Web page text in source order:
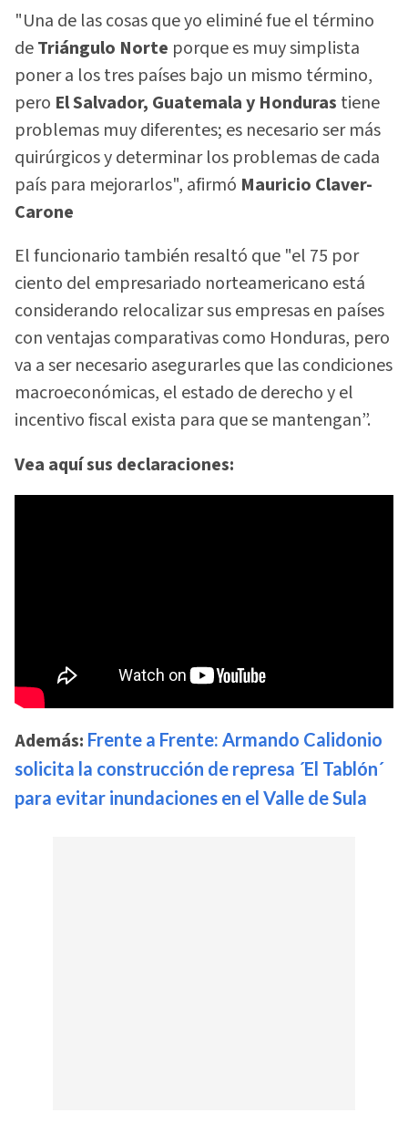
"Una de las cosas que yo eliminé fue el término
deTriángulo Norte porque es muy simplista
poner a los tres países bajo un mismo término,
pero El Salvador, Guatemala y Honduras tiene
problemas muy diferentes; es necesario ser más
quirúrgicos y determinar los problemas de cada
país para mejorarlos", afirmó Mauricio Claver-
Carone
El funcionario también resaltó que "el 75 por
ciento del empresariado norteamericano está
considerando relocalizar sus empresas en países
con ventajas comparativas como Honduras, pero
va a ser necesario asegurarles que las condiciones
macroeconómicas, el estado de derecho y el
incentivo fiscal exista para que se mantengan”.
Vea aquí sus declaraciones:
Además: Frente a Frente: Armando Calidonio
solicita la construcción de represa ´El Tablón´
para evitar inundaciones en el Valle de Sula